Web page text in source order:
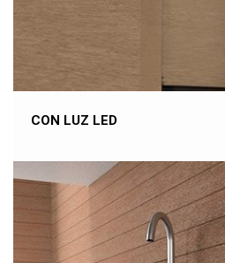
CON LUZ LED